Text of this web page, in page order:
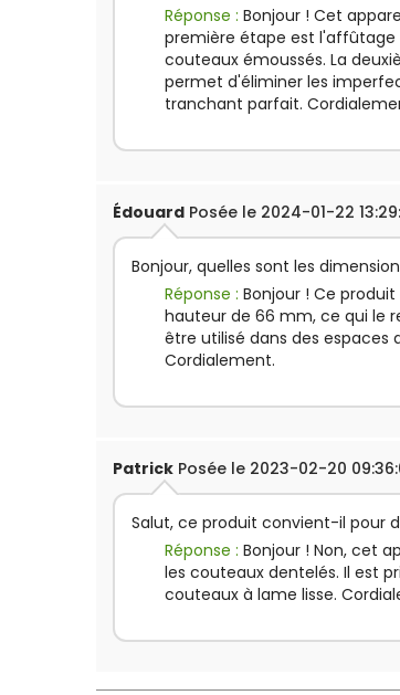
Réponse : Bonjour ! Cet
première étape est l'affûtage
couteaux émoussés. La
permet d'éliminer les
tranchant parfait.
Édouard Posée le 2024-01-22
Bonjour, quelles sont les
Réponse : Bonjour ! Ce
hauteur de 66 mm, ce qui le
être utilisé dans des espaces
Cordialement.
Patrick Posée le 2023-02-20
Salut, ce produit convient-il pour
Réponse : Bonjour ! Non, cet
les couteaux dentelés. Il est
couteaux à lame lisse.